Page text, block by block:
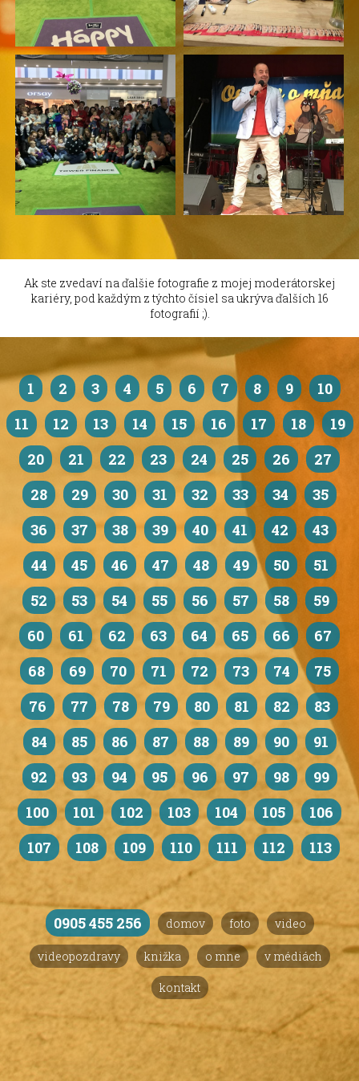
Ak ste zvedaví na ďalšie fotografie z mojej moderátorskej
kariéry, pod každým z týchto čísiel sa ukrýva ďalších 16
fotografií ;).
1 2 3 4 5 6 7 8 9
10
11
12 13 14 15 16 17 18
19
20
21 22 23 24 25 26
27
28
29 30 31 32 33 34
35
36
37 38 39 40 41 42
43
44
45 46 47 48 49 50
51
52
53 54 55 56 57 58
59
60
61 62 63 64 65 66
67
68
69 70 71 72 73 74
75
76
77 78 79 80 81 82
83
84
85 86 87 88 89 90
91
92
93 94 95 96 97 98
99
100
101 102 103 104 105
106
107
108 109 110 111 112 113
0905 455 256 domov foto video
videopozdravy knižka o mne v médiách
kontakt